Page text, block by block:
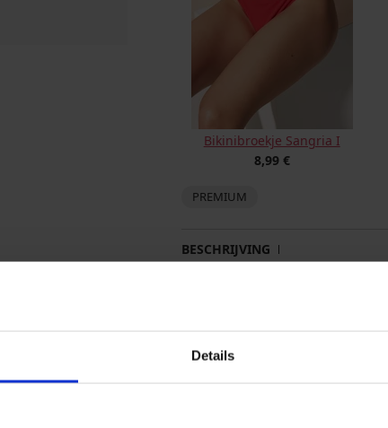
Details
Bikinibroekje Sangria I
8,99 €
PREMIUM
BESCHRIJVING
Materiaal
Merk